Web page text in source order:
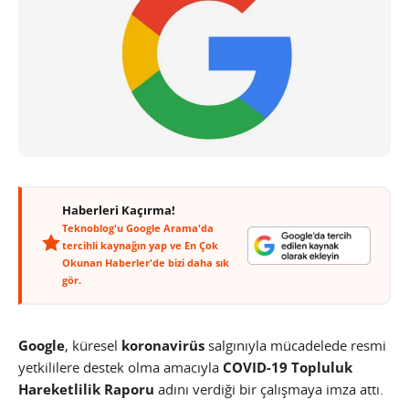
Haberleri Kaçırma!
Teknoblog'u Google Arama'da
tercihli kaynağın yap ve En Çok
Okunan Haberler'de bizi daha sık
gör.
Google, küresel koronavirüs salgınıyla mücadelede resmi
yetkililere destek olma amacıyla COVID-19 Topluluk
Hareketlilik Raporu adını verdiği bir çalışmaya imza attı.